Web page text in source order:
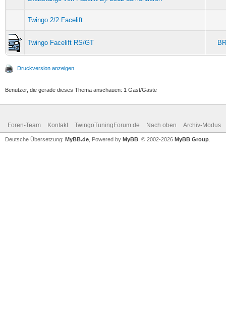
Twingo 2/2 Facelift
Twingo Facelift RS/GT
Druckversion anzeigen
Benutzer, die gerade dieses Thema anschauen: 1 Gast/Gäste
Foren-Team Kontakt TwingoTuningForum.de Nach oben Archiv-Modus
Deutsche Übersetzung: MyBB.de , Powered by MyBB , © 2002-2026 MyBB Group